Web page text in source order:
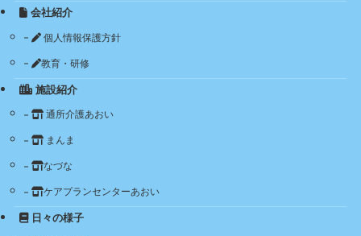
会社紹介
個人情報保護方針
教育・研修
施設紹介
通所介護あおい
まんま
なづな
ケアプランセンターあおい
日々の様子